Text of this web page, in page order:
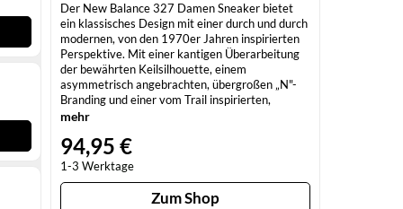
Der New Balance 327 Damen Sneaker bietet
ein klassisches Design mit einer durch und durch
modernen, von den 1970er Jahren inspirierten
Perspektive. Mit einer kantigen Überarbeitung
der bewährten Keilsilhouette, einem
asymmetrisch angebrachten, übergroßen „N"-
Branding und einer vom Trail inspirierten,
umlaufenden Außensohle.
ZwischensohleObermaterial aus Wildleder und
Mesh mit übertriebenem Reißzahndesign,
inspiriert von 320, 355 und SupercompGroßes
N-ZeichenLineal medial Textzeichen „New
mehr
94,95 €
1-3 Werktage
Zum Shop